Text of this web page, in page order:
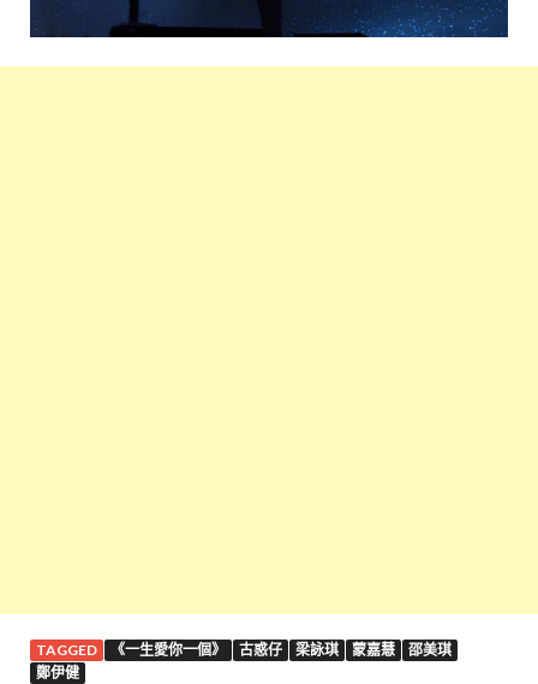
TAGGED 《一生愛你一個》 古惑仔 梁詠琪 蒙嘉慧
邵美琪
鄭伊健